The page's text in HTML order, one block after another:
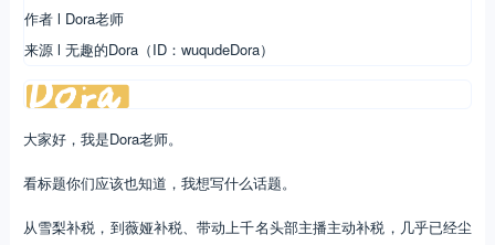
作者 l Dora老师
来源 l 无趣的Dora（ID：wuqudeDora）
大家好，我是Dora老师。
看标题你们应该也知道，我想写什么话题。
从雪梨补税，到薇娅补税、带动上千名头部主播主动补税，几乎已经尘